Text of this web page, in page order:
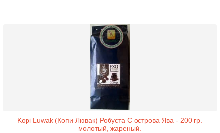
Kopi Luwak (Копи Лювак) Робуста С острова Ява - 200 гр.
молотый, жареный.